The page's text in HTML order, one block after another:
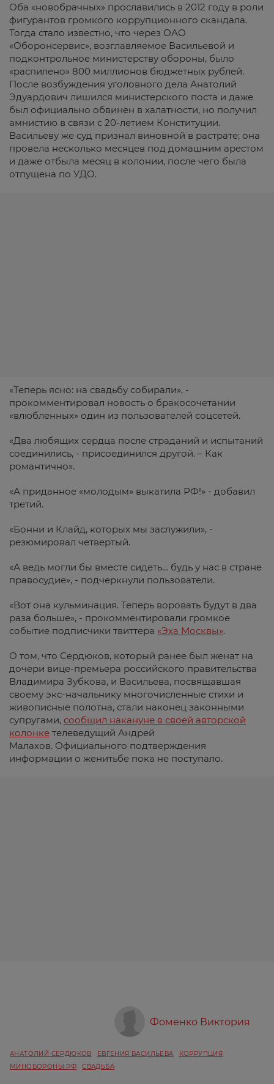
Оба «новобрачных» прославились в 2012 году в роли
фигурантов громкого коррупционного скандала.
Тогда стало известно, что через ОАО
«Оборонсервис», возглавляемое Васильевой и
подконтрольное министерству обороны, было
«распилено» 800 миллионов бюджетных рублей.
После возбуждения уголовного дела Анатолий
Эдуардович лишился министерского поста и даже
был официально обвинен в халатности, но получил
амнистию в связи с 20-летием Конституции.
Васильеву же суд признал виновной в растрате; она
провела несколько месяцев под домашним арестом
и даже отбыла месяц в колонии, после чего была
отпущена по УДО.
«Теперь ясно: на свадьбу собирали», -
прокомментировал новость о бракосочетании
«влюбленных» один из пользователей соцсетей.
«Два любящих сердца после страданий и испытаний
соединились, - присоединился другой. – Как
романтично».
«А приданное «молодым» выкатила РФ!» - добавил
третий.
«Бонни и Клайд, которых мы заслужили», -
резюмировал четвертый.
«А ведь могли бы вместе сидеть… будь у нас в стране
правосудие», - подчеркнули пользователи.
«Вот она кульминация. Теперь воровать будут в два
раза больше», - прокомментировали громкое
событие подписчики твиттера «Эха Москвы».
О том, что Сердюков, который ранее был женат на
дочери вице-премьера российского правительства
Владимира Зубкова, и Васильева, посвящавшая
своему экс-начальнику многочисленные стихи и
живописные полотна, стали наконец законными
супругами, сообщил накануне в своей авторской
колонке телеведущий Андрей
Малахов. Официального подтверждения
информации о женитьбе пока не поступало.
Фоменко Виктория
АНАТОЛИЙ СЕРДЮКОВ ЕВГЕНИЯ ВАСИЛЬЕВА
КОРРУПЦИЯ
МИНОБОРОНЫ РФ
СВАДЬБА